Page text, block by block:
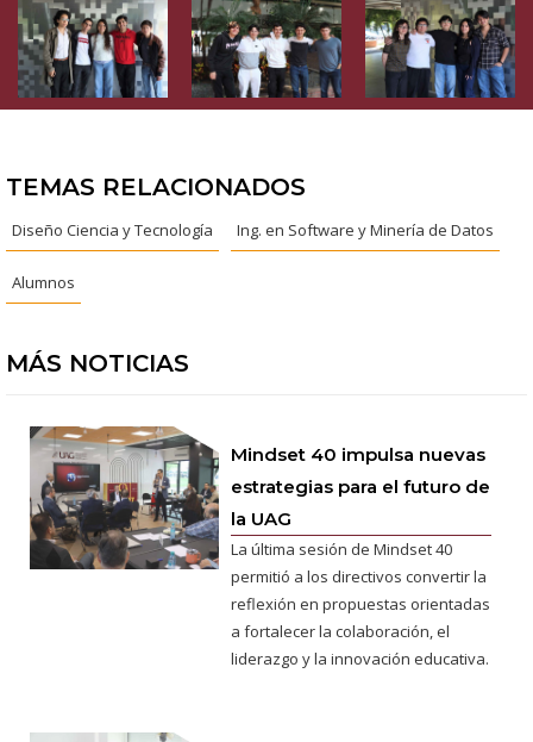
TEMAS RELACIONADOS
Diseño Ciencia y Tecnología Ing. en Software y Minería de Datos
Alumnos
MÁS NOTICIAS
Mindset 40 impulsa nuevas
estrategias para el futuro de
la UAG
La última sesión de Mindset 40
permitió a los directivos convertir la
reflexión en propuestas orientadas
a fortalecer la colaboración, el
liderazgo y la innovación educativa.